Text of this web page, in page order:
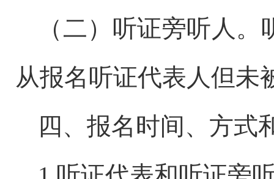
（二）听证旁听人
从报名听证代表人但未
四、报名时间、方式